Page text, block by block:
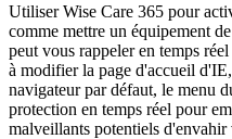
Utiliser Wise Care 365 pour
comme mettre un équipement
peut vous rappeler en temps
à modifier la page d'accueil
navigateur par défaut, le menu
protection en temps réel pour
malveillants potentiels d'envahir